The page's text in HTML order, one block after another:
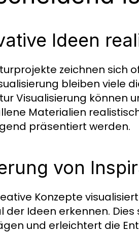
Ideen
zeichnen sich
bleiben viele
Visualisierung können
Materialien
präsentiert werden.
von
Konzepte
der Ideen erkennen.
und erleichtert die